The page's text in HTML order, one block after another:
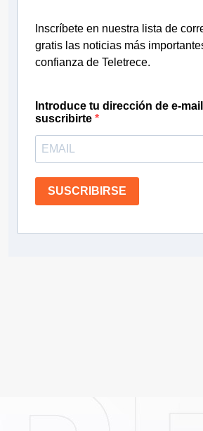
Inscríbete en nuestra lista de
gratis las noticias más
confianza de Teletrece.
Introduce tu dirección de e-
suscribirte
SUSCRIBIRSE